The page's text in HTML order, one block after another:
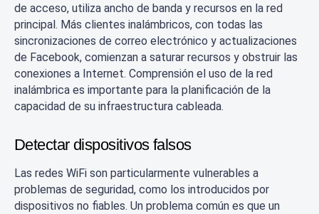
de acceso, utiliza ancho de banda y recursos en la red
principal. Más clientes inalámbricos, con todas las
sincronizaciones de correo electrónico y actualizaciones
de Facebook, comienzan a saturar recursos y obstruir las
conexiones a Internet. Comprensión el uso de la red
inalámbrica es importante para la planificación de la
capacidad de su infraestructura cableada.
Detectar dispositivos falsos
Las redes WiFi son particularmente vulnerables a
problemas de seguridad, como los introducidos por
dispositivos no fiables. Un problema común es que un